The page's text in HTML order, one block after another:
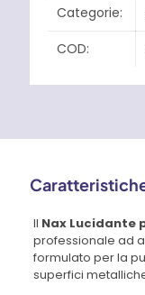
Categorie:
COD:
Il Nax Lucidante
professionale ad
formulato per la
superfici